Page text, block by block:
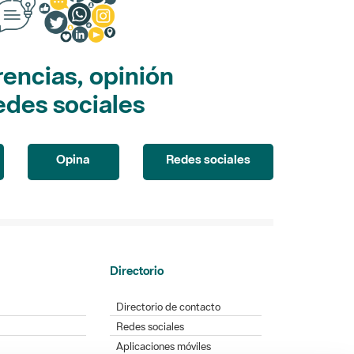
opinión
sociales
Opina Redes sociales
Directorio
Directorio de contacto
Redes sociales
Aplicaciones móviles